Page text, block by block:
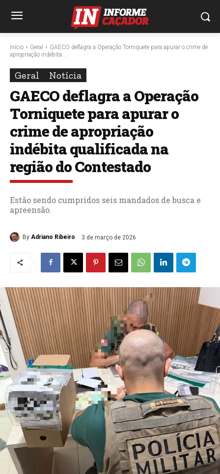
Início Geral
GAECO deflagra a Operação Torniquete para apurar o crime de
apropriação indébita...
Geral Notícia
GAECO deflagra a Operação
Torniquete para apurar o
crime de apropriação
indébita qualificada na
região do Contestado
Estão sendo cumpridos seis mandados de busca e
apreensão.
By Adriano Ribeiro 3 de março de 2026